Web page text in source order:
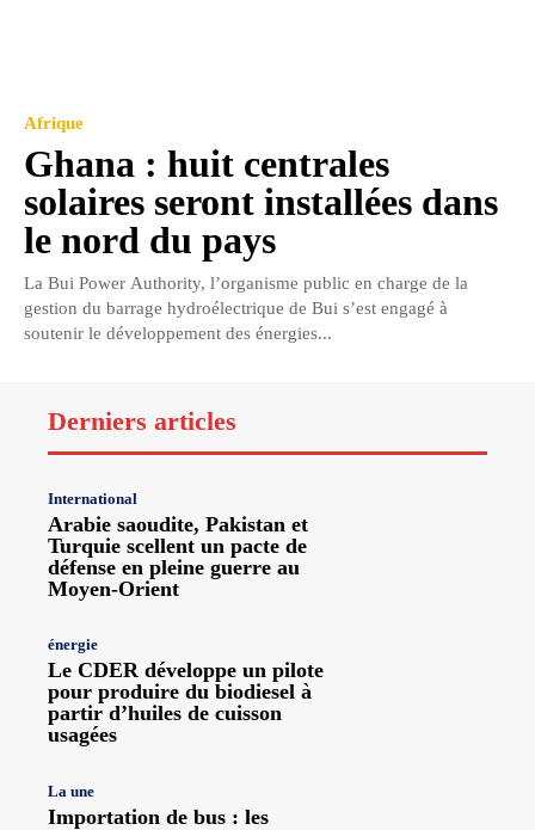
Afrique
Ghana : huit centrales
solaires seront installées dans
le nord du pays
La Bui Power Authority, l’organisme public en charge de la
gestion du barrage hydroélectrique de Bui s’est engagé à
soutenir le développement des énergies...
Derniers articles
International
Arabie saoudite, Pakistan et
Turquie scellent un pacte de
défense en pleine guerre au
Moyen-Orient
énergie
Le CDER développe un pilote
pour produire du biodiesel à
partir d’huiles de cuisson
usagées
La une
Importation de bus : les